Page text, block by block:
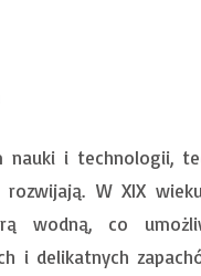
nauki i technologii,
W XIX
wodną, co
i delikatnych